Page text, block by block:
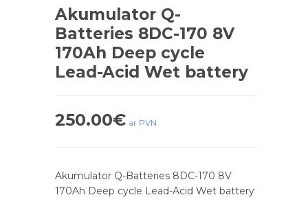
Akumulator Q-
Batteries 8DC-170 8V
170Ah Deep cycle
Lead-Acid Wet battery
250.00€ ar PVN
Akumulator Q-Batteries 8DC-170 8V
170Ah Deep cycle Lead-Acid Wet battery